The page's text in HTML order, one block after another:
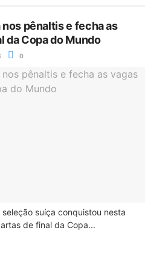
pênaltis e fecha as
da Copa do Mundo
0
suíça conquistou nesta
de final da Copa...